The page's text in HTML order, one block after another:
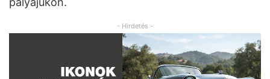
- Hirdetés -